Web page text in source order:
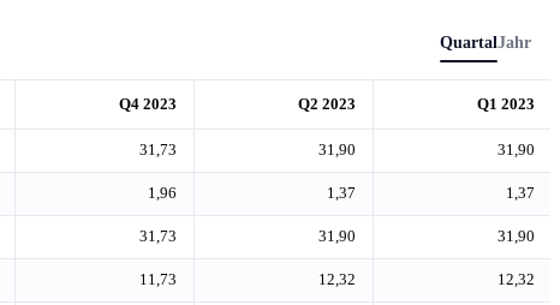
QuartalJahr
Q4 2023 Q2 2023 Q1 2023
31,73 31,90 31,90
1,96 1,37 1,37
31,73 31,90 31,90
11,73 12,32 12,32